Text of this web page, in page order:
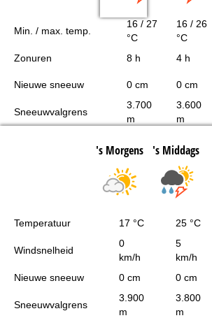
Min. / max. temp.
16 / 27
°C
16 / 26
°C
Zonuren
8 h 4 h
Nieuwe sneeuw 0 cm 0 cm
Sneeuwvalgrens
3.700
m
3.600
m
's Morgens 's Middags
Temperatuur 17 °C 25 °C
Windsnelheid
0
km/h
5
km/h
Nieuwe sneeuw
0 cm 0 cm
Sneeuwvalgrens
3.900
m
3.800
m